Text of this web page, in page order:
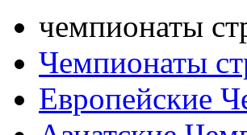
чемпионаты
Чемпионаты
Европейские